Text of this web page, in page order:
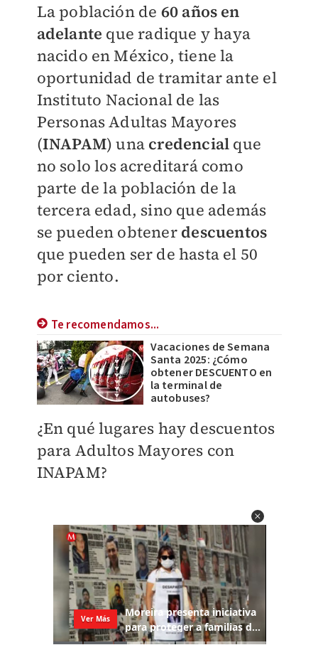
La población de 60 años en
adelante que radique y haya
nacido en México, tiene la
oportunidad de tramitar ante el
Instituto Nacional de las
Personas Adultas Mayores
(INAPAM) una credencial que
no solo los acreditará como
parte de la población de la
tercera edad, sino que además
se pueden obtener descuentos
que pueden ser de hasta el 50
por ciento.
Te recomendamos...
Vacaciones de Semana
Santa 2025: ¿Cómo
obtener DESCUENTO en
la terminal de
autobuses?
¿En qué lugares hay descuentos
para Adultos Mayores con
INAPAM?